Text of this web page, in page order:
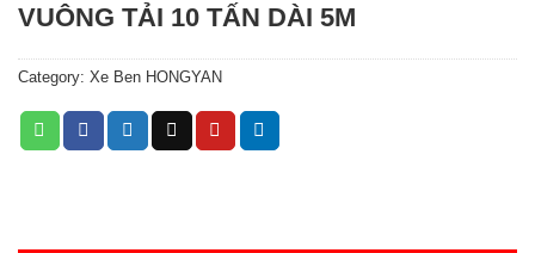
VUÔNG TẢI 10 TẤN DÀI 5M
Category: Xe Ben HONGYAN